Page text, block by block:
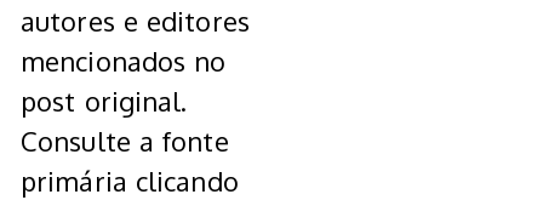
autores e editores
mencionados no
post original.
Consulte a fonte
primária clicando